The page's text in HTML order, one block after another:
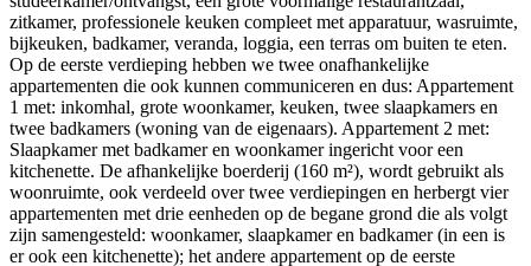
zitkamer, professionele keuken compleet met apparatuur, wasruimte,
bijkeuken, badkamer, veranda, loggia, een terras om buiten te eten.
Op de eerste verdieping hebben we twee onafhankelijke
appartementen die ook kunnen communiceren en dus: Appartement
1 met: inkomhal, grote woonkamer, keuken, twee slaapkamers en
twee badkamers (woning van de eigenaars). Appartement 2 met:
Slaapkamer met badkamer en woonkamer ingericht voor een
kitchenette. De afhankelijke boerderij (160 m²), wordt gebruikt als
woonruimte, ook verdeeld over twee verdiepingen en herbergt vier
appartementen met drie eenheden op de begane grond die als volgt
zijn samengesteld: woonkamer, slaapkamer en badkamer (in een is
er ook een kitchenette); het andere appartement op de eerste